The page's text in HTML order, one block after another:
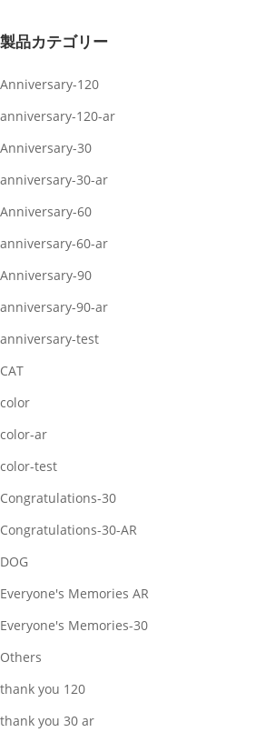
製品カテゴリー
Anniversary-120
anniversary-120-ar
Anniversary-30
anniversary-30-ar
Anniversary-60
anniversary-60-ar
Anniversary-90
anniversary-90-ar
anniversary-test
CAT
color
color-ar
color-test
Congratulations-30
Congratulations-30-AR
DOG
Everyone's Memories AR
Everyone's Memories-30
Others
thank you 120
thank you 30 ar